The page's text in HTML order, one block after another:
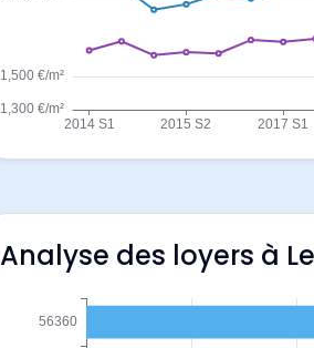
Analyse des loyers à